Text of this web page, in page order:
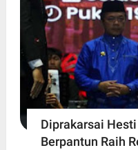
Diprakarsai
Berpantun Raih